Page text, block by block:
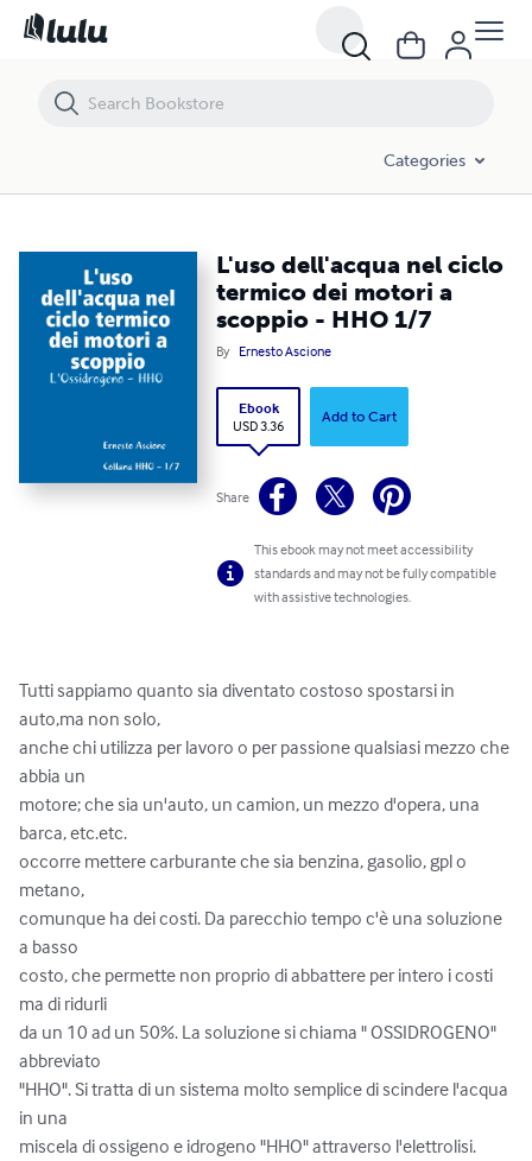
Categories
L'uso dell'acqua nel ciclo
termico dei motori a
scoppio - HHO 1/7
By Ernesto Ascione
Ebook
USD 3.36
Add to Cart
Share
This ebook may not meet accessibility
standards and may not be fully compatible
with assistive technologies.
Tutti sappiamo quanto sia diventato costoso spostarsi in
auto,ma non solo,
anche chi utilizza per lavoro o per passione qualsiasi mezzo che
abbia un
motore; che sia un'auto, un camion, un mezzo d'opera, una
barca, etc.etc.
occorre mettere carburante che sia benzina, gasolio, gpl o
metano,
comunque ha dei costi. Da parecchio tempo c'è una soluzione
a basso
costo, che permette non proprio di abbattere per intero i costi
ma di ridurli
da un 10 ad un 50%. La soluzione si chiama " OSSIDROGENO"
abbreviato
"HHO". Si tratta di un sistema molto semplice di scindere l'acqua
in una
miscela di ossigeno e idrogeno "HHO" attraverso l'elettrolisi.
L'uso dell'acqua nel ciclo termico dei motori a scoppio - HHO 1/7